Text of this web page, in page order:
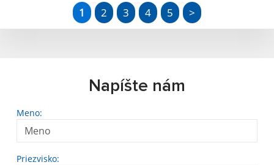
1 2 3 4 5 >
Napíšte nám
Meno:
Priezvisko: